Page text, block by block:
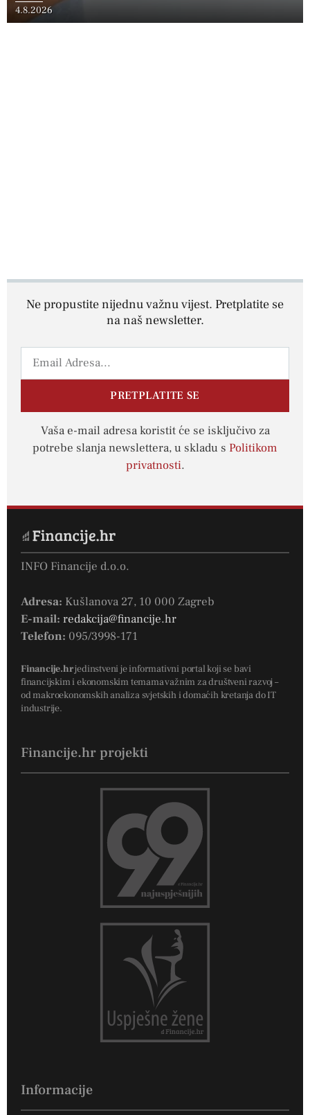
4.8.2026
Ne propustite nijednu važnu vijest. Pretplatite se
na naš newsletter.
PRETPLATITE SE
Vaša e-mail adresa koristit će se isključivo za
potrebe slanja newslettera, u skladu s Politikom
privatnosti.
INFO Financije d.o.o.
Adresa: Kušlanova 27, 10 000 Zagreb
E-mail: redakcija@financije.hr
Telefon: 095/3998-171
Financije.hrjedinstveni je informativni portal koji se bavi
financijskim i ekonomskim temama važnim za društveni razvoj –
od makroekonomskih analiza svjetskih i domaćih kretanja do IT
industrije.
Financije.hr projekti
Informacije